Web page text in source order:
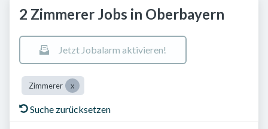
2 Zimmerer Jobs in Oberbayern
Jetzt Jobalarm aktivieren!
Zimmerer
Suche zurücksetzen